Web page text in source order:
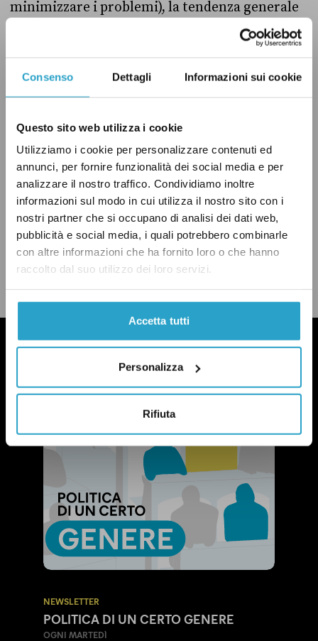
Consenso Dettagli Informazioni sui cookie
Questo sito web utilizza i cookie
Utilizziamo i cookie per personalizzare contenuti ed
annunci, per fornire funzionalità dei social media e per
analizzare il nostro traffico. Condividiamo inoltre
informazioni sul modo in cui utilizza il nostro sito con i
nostri partner che si occupano di analisi dei dati web,
pubblicità e social media, i quali potrebbero combinarle
con altre informazioni che ha fornito loro o che hanno
raccolto dal suo utilizzo dei loro servizi.
Accetta tutti
Personalizza
Rifiuta
minimizzare i problemi), la tendenza generale
– come ha osservato il sindaco – è quella di un
QUESTIONI SOCIALI
VERO
CONDIVIDI
facebook
twitterwhatsapp
emailbluesky
LEGGI LA NOSTRA POLITICA DELLE CORREZIONI
NEWSLETTER
POLITICA DI UN CERTO GENERE
OGNI MARTEDÌ